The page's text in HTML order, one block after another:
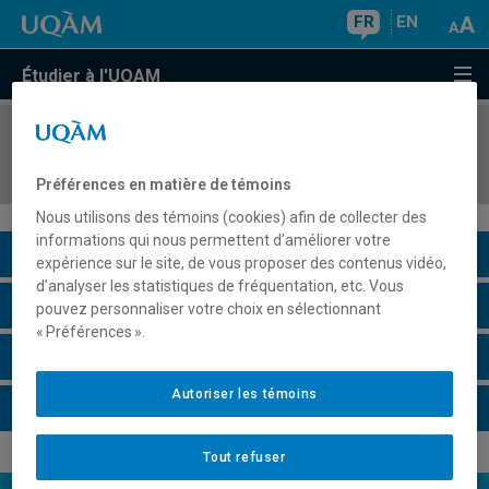
FR EN
Étudier à l'UQAM
COURS//
Description du cours
Horaire - Été 2026
Préférences en matière de témoins
Nous utilisons des témoins (cookies) afin de collecter des
informations qui nous permettent d’améliorer votre
expérience sur le site, de vous proposer des contenus vidéo,
d’analyser les statistiques de fréquentation, etc. Vous
pouvez personnaliser votre choix en sélectionnant
« Préférences ».
Tout refuser
Autoriser les témoins